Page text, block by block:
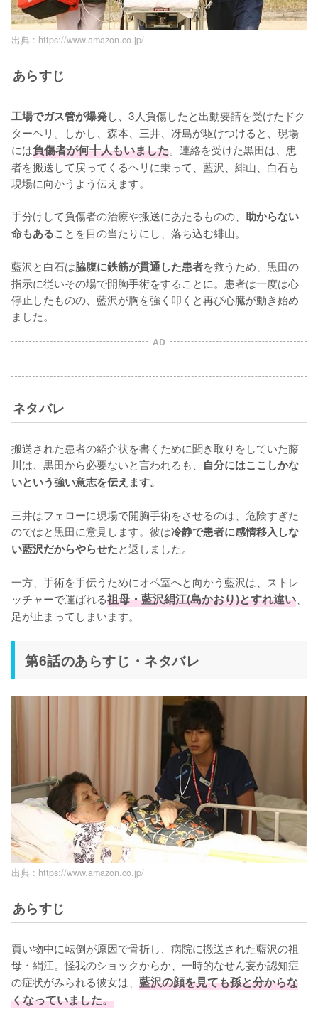
出典 : https://www.amazon.co.jp/
あらすじ
工場でガス管が爆発し、3人負傷したと出動要請を受けたドク
ターヘリ。しかし、森本、三井、冴島が駆けつけると、現場
には負傷者が何十人もいました。連絡を受けた黒田は、患
者を搬送して戻ってくるヘリに乗って、藍沢、緋山、白石も
現場に向かうよう伝えます。
手分けして負傷者の治療や搬送にあたるものの、 助からない
命もあることを目の当たりにし、落ち込む緋山。
藍沢と白石は脇腹に鉄筋が貫通した患者を救うため、黒田の
指示に従いその場で開胸手術をすることに。患者は一度は心
停止したものの、藍沢が胸を強く叩くと再び心臓が動き始め
ました。
AD
ネタバレ
搬送された患者の紹介状を書くために聞き取りをしていた藤
川は、黒田から必要ないと言われるも、 自分にはここしかな
いという強い意志を伝えます。
三井はフェローに現場で開胸手術をさせるのは、危険すぎた
のではと黒田に意見します。彼は冷静で患者に感情移入しな
い藍沢だからやらせたと返しました。
一方、手術を手伝うためにオペ室へと向かう藍沢は、ストレ
ッチャーで運ばれる祖母・藍沢絹江(島かおり)とすれ違い
足が止まってしまいます。
第6話のあらすじ・ネタバレ
出典 : https://www.amazon.co.jp/
あらすじ
買い物中に転倒が原因で骨折し、病院に搬送された藍沢の祖
母・絹江。怪我のショックからか、一時的なせん妄か認知症
の症状がみられる彼女は、 藍沢の顔を見ても孫と分からな
くなっていました。